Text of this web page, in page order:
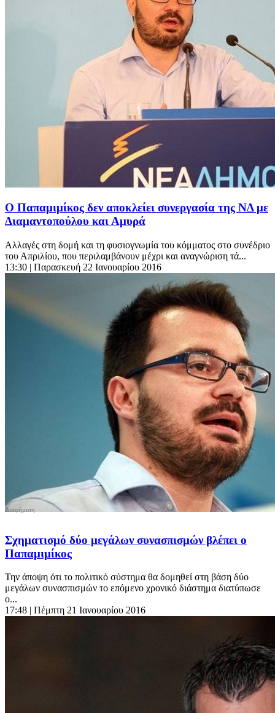
Ο Παπαμιμίκος δεν αποκλείει συνεργασία της ΝΔ με
Διαμαντοπούλου και Αμυρά
Αλλαγές στη δομή και τη φυσιογνωμία του κόμματος στο συνέδριο
του Απριλίου, που περιλαμβάνουν μέχρι και αναγνώριση τά...
13:30 | Παρασκευή 22 Ιανουαρίου 2016
Σχηματισμό δύο μεγάλων συνασπισμών βλέπει ο
Παπαμιμίκος
Την άποψη ότι το πολιτικό σύστημα θα δομηθεί στη βάση δύο
μεγάλων συνασπισμών το επόμενο χρονικό διάστημα διατύπωσε
ο...
17:48 | Πέμπτη 21 Ιανουαρίου 2016